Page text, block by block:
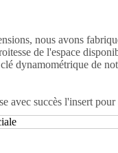
nous avons
de l'espace
dynamométrique de
avec succès l'insert pour